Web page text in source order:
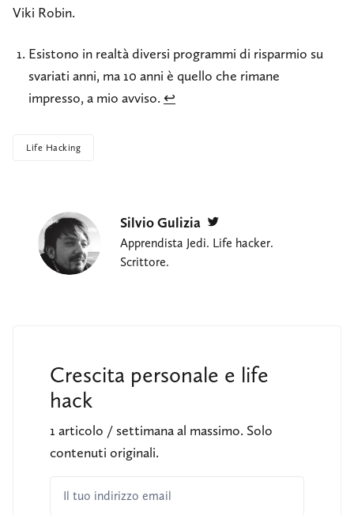
Viki Robin.
Esistono in realtà diversi programmi di risparmio su
svariati anni, ma 10 anni è quello che rimane
impresso, a mio avviso. ↩
Life Hacking
Silvio Gulizia
Apprendista Jedi. Life hacker.
Scrittore.
Crescita personale e life
hack
1 articolo / settimana al massimo. Solo
contenuti originali.
Il tuo indirizzo email